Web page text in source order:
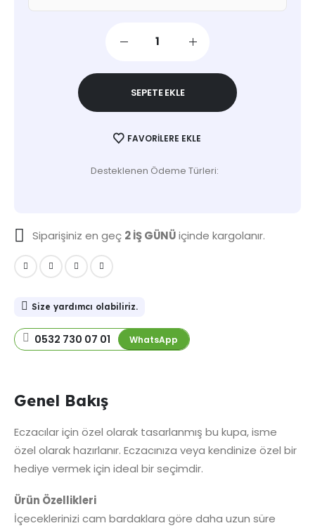
SEPETE EKLE
FAVORILERE EKLE
Desteklenen Ödeme Türleri:
Siparişiniz en geç 2 İŞ GÜNÜiçinde kargolanır.
Size yardımcı olabiliriz.
0532 730 07 01 WhatsApp
Genel Bakış
Eczacılar için özel olarak tasarlanmış bu kupa, isme
özel olarak hazırlanır. Eczacınıza veya kendinize özel bir
hediye vermek için ideal bir seçimdir.
Ürün Özellikleri
İçeceklerinizi cam bardaklara göre daha uzun süre